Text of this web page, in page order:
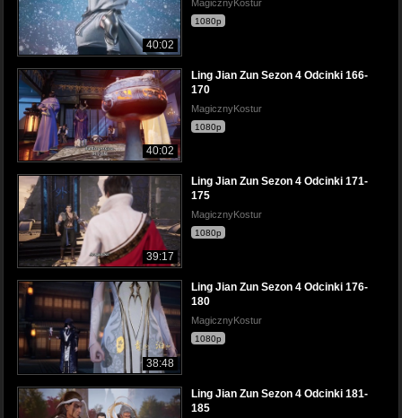
40:02
MagicznyKostur
1080p
40:02
Ling Jian Zun Sezon 4 Odcinki 166-
170
MagicznyKostur
1080p
39:17
Ling Jian Zun Sezon 4 Odcinki 171-
175
MagicznyKostur
1080p
38:48
Ling Jian Zun Sezon 4 Odcinki 176-
180
MagicznyKostur
1080p
Ling Jian Zun Sezon 4 Odcinki 181-
185